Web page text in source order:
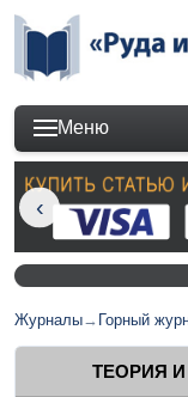
Меню
Журналы→ Горный
ТЕОРИЯ